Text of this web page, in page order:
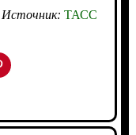
Источник: ТАСС